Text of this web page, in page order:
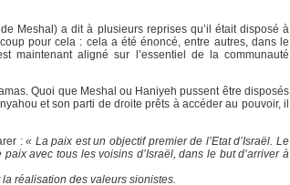
Meshal) a dit à plusieurs reprises qu’il était disposé à
pour cela : cela a été énoncé, entre autres, dans le
maintenant aligné sur l’essentiel de la communauté
Quoi que Meshal ou Haniyeh pussent être disposés
et son parti de droite prêts à accéder au pouvoir, il
:« La paix est un objectif premier de l’Etat d’Israël. Le
avec tous les voisins d’Israël, dans le but d’arriver à
réalisation des valeurs sionistes.